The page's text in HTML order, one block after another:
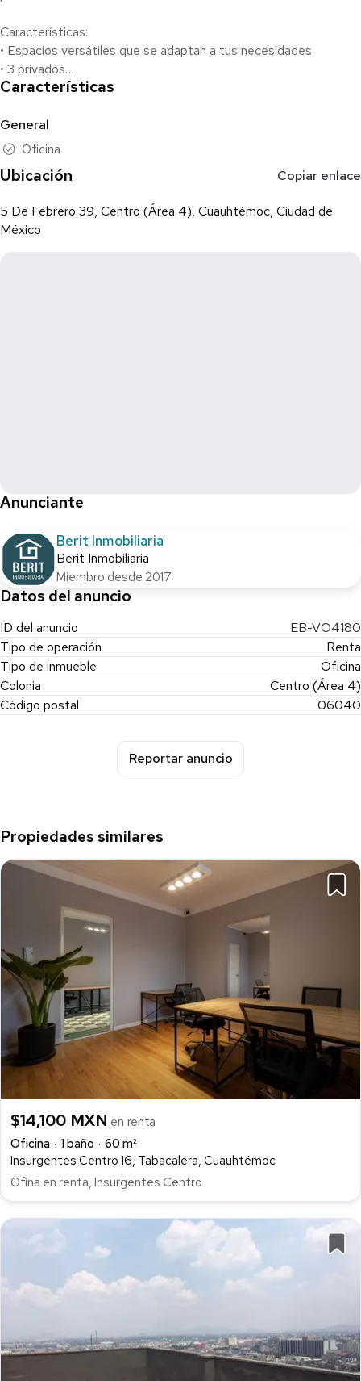
Características:
• Espacios versátiles que se adaptan a tus necesidades
• 3 privados
• Amplia recepción
• Áreas de archivo
• Sin costo de mantenimiento
Adicional:
cuadras
Características
General
Oficina
Ubicación Copiar enlace
5 De Febrero 39, Centro (Área 4), Cuauhtémoc, Ciudad de
México
Anunciante
Berit Inmobiliaria
Berit Inmobiliaria
Miembro desde 2017
Datos del anuncio
ID del anuncio
EB-VO4180
Tipo de operación
Renta
Tipo de inmueble
Oficina
Colonia
Centro (Área 4)
Código postal
06040
Reportar anuncio
Propiedades similares
$14,100 MXN en renta
Oficina
1 baño
60 m²
Insurgentes Centro 16, Tabacalera, Cuauhtémoc
Ofina en renta, Insurgentes Centro